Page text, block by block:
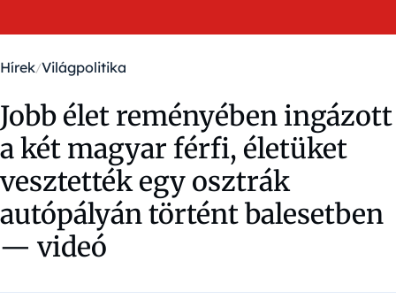
Hírek Világpolitika
Jobb élet reményében ingázott
a két magyar férfi, életüket
vesztették egy osztrák
autópályán történt balesetben
— videó